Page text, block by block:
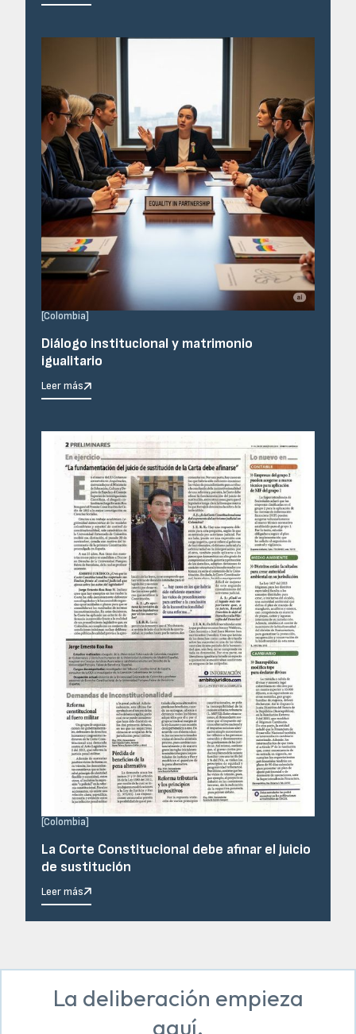
[Colombia]
Diálogo institucional y matrimonio
igualitario
Leer más
[Colombia]
La Corte Constitucional debe afinar el juicio
de sustitución
Leer más
La deliberación empieza
aquí.